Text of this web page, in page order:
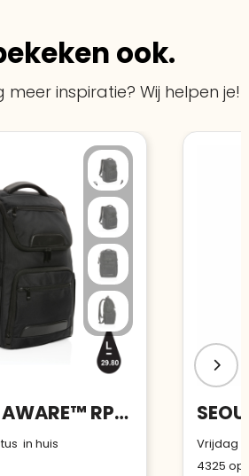
ook.
inspiratie? Wij helpen je!
Swiss Peak AWARE™ RPET Voyager 15.6" laptop rugzak
in huis
Vrijdag
4325 op